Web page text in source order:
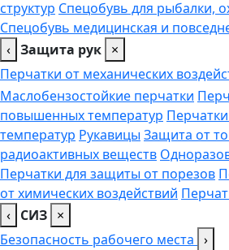
структур Спецобувь для рыбалки,
Спецобувь медицинская и
‹ Защита рук ×
Перчатки от механических
Маслобензостойкие перчатки
повышенных температур
температур Рукавицы Защита от
радиоактивных веществ
Перчатки для защиты от порезов
от химических воздействий
‹ СИЗ ×
Безопасность рабочего места ›